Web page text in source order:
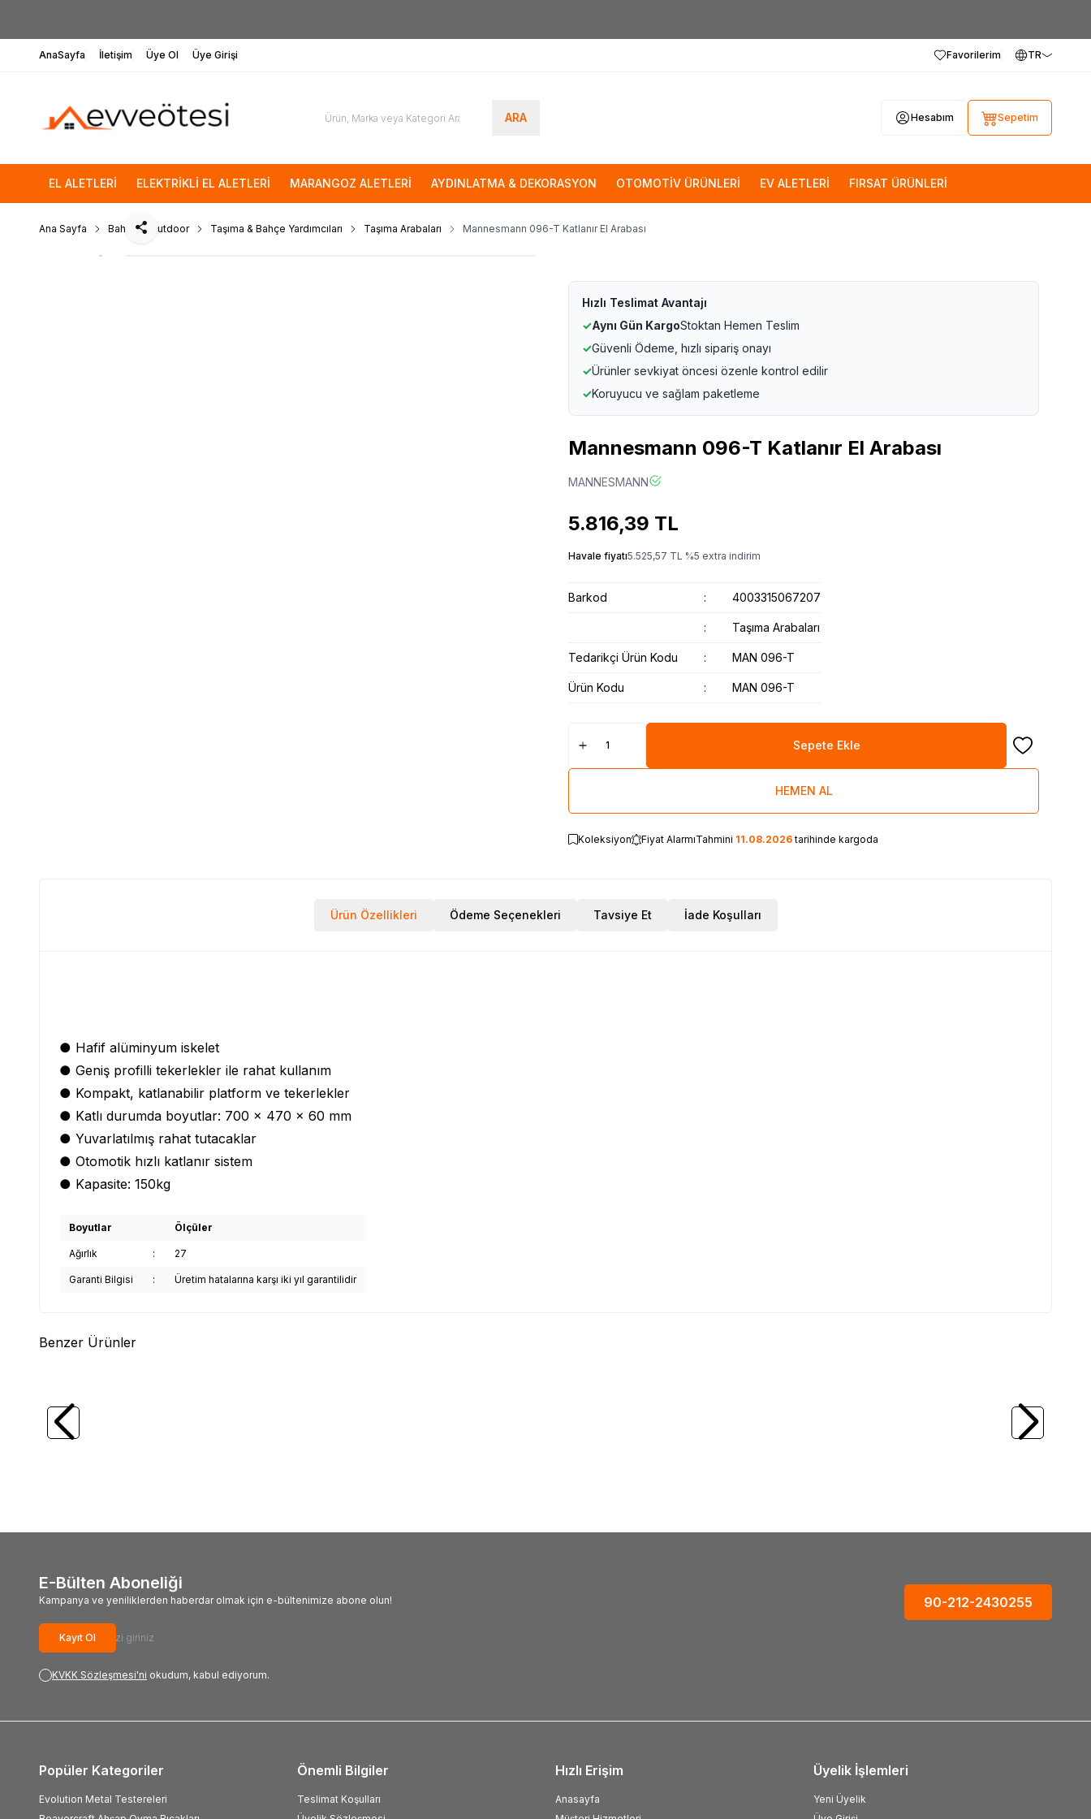
AnaSayfa İletişim Üye Ol Üye Girişi Favorilerim TR
ARA Hesabım Sepetim
EL ALETLERİ ELEKTRİKLİ EL ALETLERİ MARANGOZ ALETLERİ AYDINLATMA & DEKORASYON OTOMOTİV ÜRÜNLERİ EV ALETLERİ FIRSAT ÜRÜNLERİ
Ana Sayfa Bahçe & Outdoor Taşıma & Bahçe Yardımcıları Taşıma Arabaları Mannesmann 096-T Katlanır El Arabası
Paylaş
Hızlı Teslimat Avantajı
✓Aynı Gün KargoStoktan Hemen Teslim
✓Güvenli Ödeme, hızlı sipariş onayı
✓Ürünler sevkiyat öncesi özenle kontrol edilir
✓Koruyucu ve sağlam paketleme
Mannesmann 096-T Katlanır El Arabası
MANNESMANN
5.816,39 TL
Havale fiyatı5.525,57 TL %5 extra indirim
Barkod : 4003315067207
: Taşıma Arabaları
Tedarikçi Ürün Kodu : MAN 096-T
Ürün Kodu : MAN 096-T
Sepete Ekle Favoriye Ekle
HEMEN AL
Koleksiyon Fiyat AlarmıTahmini 11.08.2026tarihinde kargoda
Ürün Özellikleri Ödeme Seçenekleri Tavsiye Et İade Koşulları
● Hafif alüminyum iskelet
● Geniş profilli tekerlekler ile rahat kullanım
● Kompakt, katlanabilir platform ve tekerlekler
● Katlı durumda boyutlar: 700 x 470 x 60 mm
● Yuvarlatılmış rahat tutacaklar
● Otomotik hızlı katlanır sistem
● Kapasite: 150kg
Boyutlar Ölçüler
Ağırlık : 27
Garanti Bilgisi : Üretim hatalarına karşı iki yıl garantilidir
Benzer Ürünler
WERT
E-Bülten Aboneliği
Kampanya ve yeniliklerden haberdar olmak için e-bültenimize abone olun!
Kayıt Ol
KVKK Sözleşmesi'ni okudum, kabul ediyorum.
90-212-2430255
Popüler Kategoriler
Evolution Metal Testereleri
Önemli Bilgiler
Teslimat Koşulları
Hızlı Erişim
Anasayfa
Üyelik İşlemleri
Yeni Üyelik